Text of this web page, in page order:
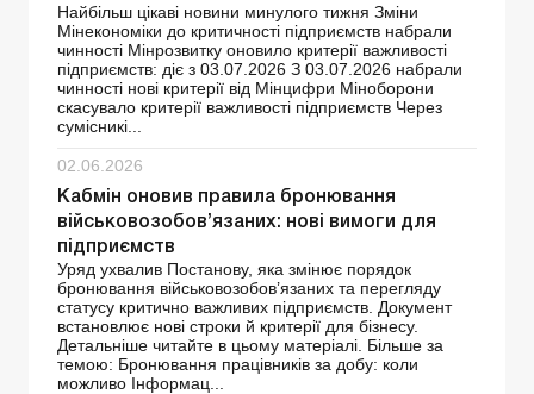
Найбільш цікаві новини минулого тижня Зміни
Мінекономіки до критичності підприємств набрали
чинності Мінрозвитку оновило критерії важливості
підприємств: діє з 03.07.2026 З 03.07.2026 набрали
чинності нові критерії від Мінцифри Міноборони
скасувало критерії важливості підприємств Через
сумісникі...
02.06.2026
Кабмін оновив правила бронювання
військовозобов’язаних: нові вимоги для
підприємств
Уряд ухвалив Постанову, яка змінює порядок
бронювання військовозобов’язаних та перегляду
статусу критично важливих підприємств. Документ
встановлює нові строки й критерії для бізнесу.
Детальніше читайте в цьому матеріалі. Більше за
темою: Бронювання працівників за добу: коли
можливо Інформац...